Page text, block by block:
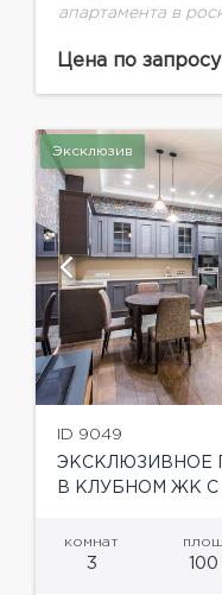
апартамента в
использованием
современной
Цена по запросу
Эксклюзив
ID 9049
ЭКСКЛЮЗИВНОЕ
В КЛУБНОМ ЖК
комнат
3